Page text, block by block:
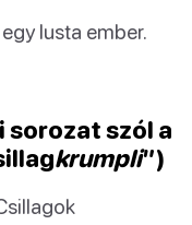
lusta ember.
sorozat szól a
krumpli”)